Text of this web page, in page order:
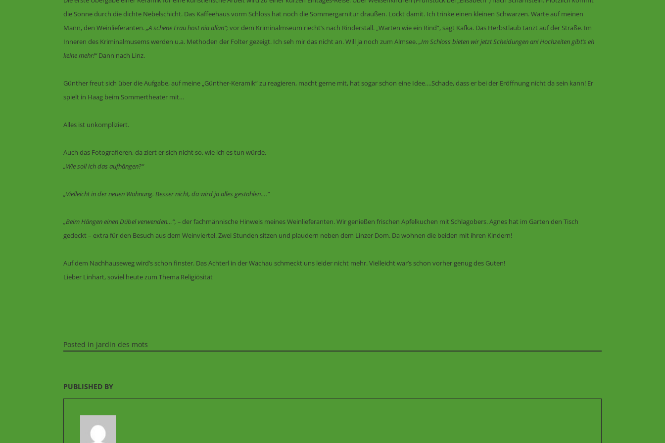
die Sonne durch die dichte Nebelschicht. Das Kaffeehaus vorm Schloss hat noch die Sommergarnitur draußen. Lockt damit. Ich trinke einen kleinen Schwarzen. Warte auf meinen
Mann, den Weinlieferanten.„A schene Frau host nia allan“;vor dem Kriminalmseum riecht’s nach Rinderstall. „Warten wie ein Rind“, sagt Kafka. Das Herbstlaub tanzt auf der Straße. Im
Inneren des Kriminalmusems werden u.a. Methoden der Folter gezeigt. Ich seh mir das nicht an. Will ja noch zum Almsee.„Im Schloss bieten wir jetzt Scheidungen an! Hochzeiten gibt’s eh
keine mehr!“Dann nach Linz.
Günther freut sich über die Aufgabe, auf meine „Günther-Keramik“ zu reagieren, macht gerne mit, hat sogar schon eine Idee….Schade, dass er bei der Eröffnung nicht da sein kann! Er
spielt in Haag beim Sommertheater mit…
Alles ist unkompliziert.
Auch das Fotografieren, da ziert er sich nicht so, wie ich es tun würde.
„Wie soll ich das aufhängen?“
„Vielleicht in der neuen Wohnung. Besser nicht, da wird ja alles gestohlen….“
„Beim Hängen einen Dübel verwenden…“, –der fachmännische Hinweis meines Weinlieferanten. Wir genießen frischen Apfelkuchen mit Schlagobers. Agnes hat im Garten den Tisch
gedeckt – extra für den Besuch aus dem Weinviertel. Zwei Stunden sitzen und plaudern neben dem Linzer Dom. Da wohnen die beiden mit ihren Kindern!
Auf dem Nachhauseweg wird’s schon finster. Das Achterl in der Wachau schmeckt uns leider nicht mehr. Vielleicht war’s schon vorher genug des Guten!
Lieber Linhart, soviel heute zum Thema Religiösität
Posted in jardin des mots
PUBLISHED BY